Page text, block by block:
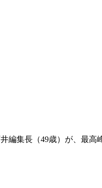
編集長（49歳）が、最